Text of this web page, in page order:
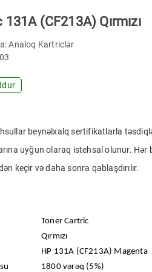
(CF213A) Qırmızı
Analoq Kartriclər
beynəlxalq sertifikatlarla
uyğun olaraq istehsal olunur. Hər
keçir və daha sonra qablaşdırılır.
Toner Cartric
Qırmızı
HP 131A (CF213A) Magenta
1800 vərəq (5%)